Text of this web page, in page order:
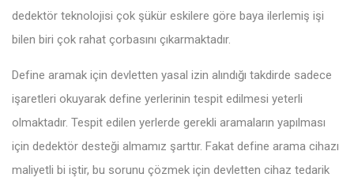
dedektör teknolojisi çok şükür eskilere göre baya ilerlemiş işi
bilen biri çok rahat çorbasını çıkarmaktadır.
Define aramak için devletten yasal izin alındığı takdirde sadece
işaretleri okuyarak define yerlerinin tespit edilmesi yeterli
olmaktadır. Tespit edilen yerlerde gerekli aramaların yapılması
için dedektör desteği almamız şarttır. Fakat define arama cihazı
maliyetli bi iştir, bu sorunu çözmek için devletten cihaz tedarik